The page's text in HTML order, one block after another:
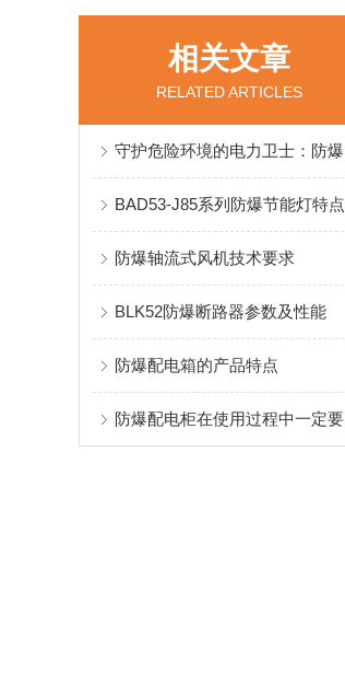
相关文章
RELATED ARTICLES
BAD53-J85系列防爆节能灯特点
防爆轴流式风机技术要求
BLK52防爆断路器参数及性能
防爆配电箱的产品特点